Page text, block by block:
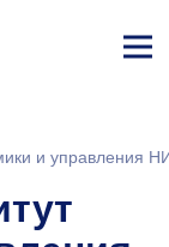
ине
и